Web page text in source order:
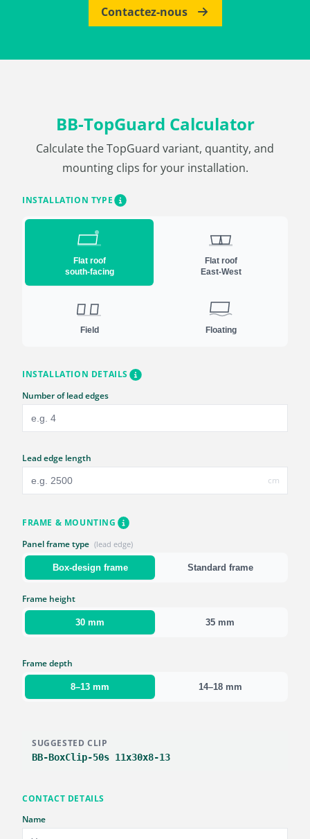
Contactez-nous
BB-TopGuard Calculator
Calculate the TopGuard variant, quantity, and
mounting clips for your installation.
INSTALLATION TYPE
Flat roof
south-facing
Flat roof
East-West
Field Floating
INSTALLATION DETAILS
Number of lead edges
Lead edge length
cm
FRAME & MOUNTING
Panel frame type (lead edge)
Box-design frame Standard frame
Frame height
30 mm 35 mm
Frame depth
8–13 mm 14–18 mm
SUGGESTED CLIP
BB-BoxClip-50s 11x30x8-13
CONTACT DETAILS
Name